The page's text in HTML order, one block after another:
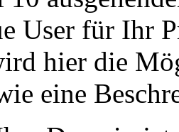
User für Ihr
hier die
eine